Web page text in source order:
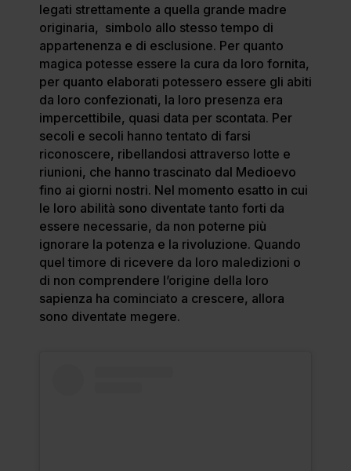
legati strettamente a quella grande madre
originaria, simbolo allo stesso tempo di
appartenenza e di esclusione. Per quanto
magica potesse essere la cura da loro fornita,
per quanto elaborati potessero essere gli abiti
da loro confezionati, la loro presenza era
impercettibile, quasi data per scontata. Per
secoli e secoli hanno tentato di farsi
riconoscere, ribellandosi attraverso lotte e
riunioni, che hanno trascinato dal Medioevo
fino ai giorni nostri. Nel momento esatto in cui
le loro abilità sono diventate tanto forti da
essere necessarie, da non poterne più
ignorare la potenza e la rivoluzione. Quando
quel timore di ricevere da loro maledizioni o
di non comprendere l’origine della loro
sapienza ha cominciato a crescere, allora
sono diventate megere.